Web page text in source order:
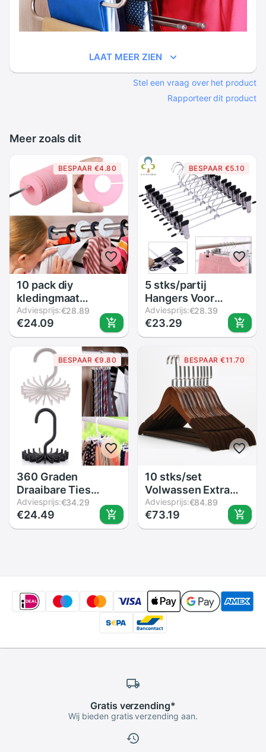
LAAT MEER ZIEN
Stel een vraag over het product
Rapporteer dit product
Meer zoals dit
BESPAAR €4.80
10 pack diy
kledingmaat
verdelers ronde
hangers rek
kastverdelers voor
kledingwinkels huis
blanco verdelers
kledingmaat tags
Adviesprijs:€28.89
€24.09
BESPAAR €5.10
5 stks/partij
Hangers Voor
Kleding
Roestvrijstalen Clip
Stand Hanger Broek
Verstelbare Pinch
Grip Cabide GYH
Adviesprijs:€28.39
€23.29
BESPAAR €9.80
360 Graden
Draaibare Ties
Kleding Hanger
Rack 20 Klauw Sjaal
Organizer Twirling
Adviesprijs:€34.29
€24.49
BESPAAR €11.70
10 stks/set
Volwassen Extra
Brede Massief
Houten en Metalen
Haak Houten
Adviesprijs:€84.89
€73.19
Gratis verzending*
Wij bieden gratis verzending aan.